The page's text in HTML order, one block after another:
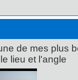
de mes plus
lieu et l'angle